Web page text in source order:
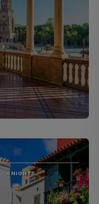
4 NIGHTS